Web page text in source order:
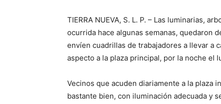
TIERRA NUEVA, S. L. P. – Las luminarias,
ocurrida hace algunas semanas, quedaron
envíen cuadrillas de trabajadores a llevar a
aspecto a la plaza principal, por la noche el
Vecinos que acuden diariamente a la plaza
bastante bien, con iluminación adecuada y